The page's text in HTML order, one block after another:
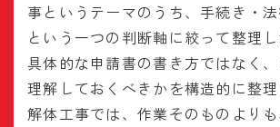
事というテーマのうち、手続き・
という一つの判断軸に絞って整理し
具体的な申請書の書き方ではなく
理解しておくべきかを構造的に整理
解体工事では、作業そのものより